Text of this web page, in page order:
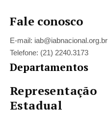
Fale conosco
E-mail: iab@iabnacional.org.br
Telefone: (21) 2240.3173
Departamentos
Representação
Estadual